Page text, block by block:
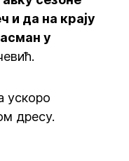
и да на крају
у
ускоро
дресу.